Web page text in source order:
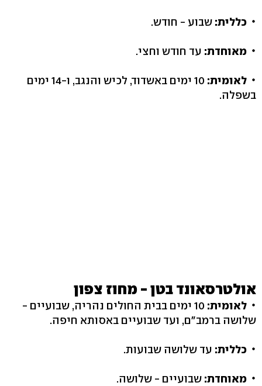
כללית: שבוע - חודש.
מאוחדת: עד חודש וחצי.
לאומית:
10 ימים באשדוד, לכיש והנגב, ו-14 ימים
בשפלה.
אולטרסאונד בטן - מחוז צפון
לאומית:
10 ימים בבית החולים נהריה, שבועיים -
שלושה ברמב"ם, ועד שבועיים באסותא חיפה.
כללית: עד שלושה שבועות.
מאוחדת: שבועיים - שלושה.